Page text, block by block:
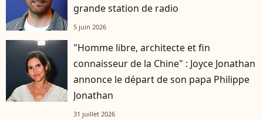
grande station de radio
5 juin 2026
"Homme libre, architecte et fin
connaisseur de la Chine" : Joyce Jonathan
annonce le départ de son papa Philippe
Jonathan
31 juillet 2026